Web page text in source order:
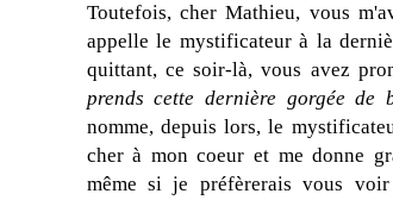
Toutefois, cher Mathieu, vous
appelle le mystificateur à la
quittant, ce soir-là, vous avez
prends cette dernière gorgée de
nomme, depuis lors, le
cher à mon coeur et me donne
même si je préfèrerais vous